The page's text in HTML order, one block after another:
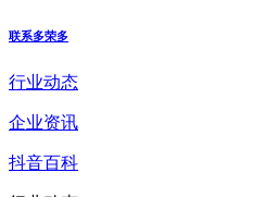
联系多荣多
行业动态
企业资讯
抖音百科